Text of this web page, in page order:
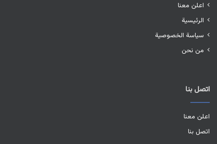
اعلن معنا
الرئيسية
سياسة الخصوصية
من نحن
اتصل بنا
اعلن معنا
اتصل بنا